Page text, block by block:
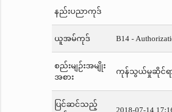
နည်းပညာကုဒ်
ယူအမ်ကုဒ် B14 -
စည်းမျဉ်းအမျိုး
အစား
ကုန်သွယ်မှုဆိုင်ရာ
ပြင်ဆင်သည့်
2018-07-14